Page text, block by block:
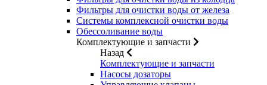
Фильтры для очистки воды от железа
Системы комплексной очистки воды
Обессоливание воды
Комплектующие и запчасти
Назад
Комплектующие и запчасти
Насосы дозаторы